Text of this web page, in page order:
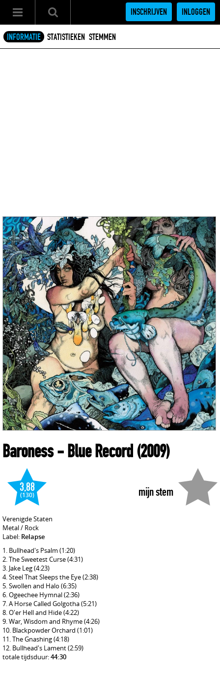
INSCHRIJVEN INLOGGEN
INFORMATIE STATISTIEKEN STEMMEN
Baroness- Blue Record(2009)
mijn stem
3,88
(130)
Verenigde Staten
Metal / Rock
Label: Relapse
Bullhead's Psalm (1:20)
The Sweetest Curse(4:31)
Jake Leg(4:23)
Steel That Sleeps the Eye(2:38)
Swollen and Halo (6:35)
Ogeechee Hymnal(2:36)
A Horse Called Golgotha(5:21)
O'er Hell and Hide(4:22)
War, Wisdom and Rhyme(4:26)
Blackpowder Orchard (1:01)
The Gnashing(4:18)
Bullhead's Lament(2:59)
totale tijdsduur:44:30